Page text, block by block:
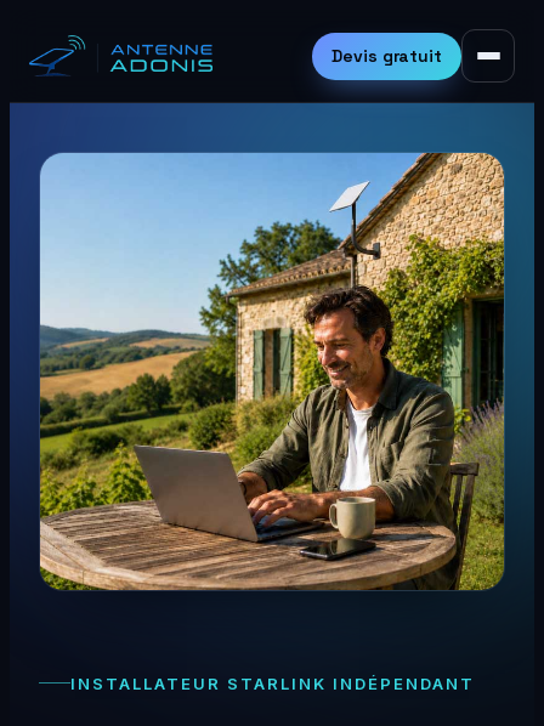
au
contenu
Devis gratuit
INSTALLATEUR STARLINK INDÉPENDANT